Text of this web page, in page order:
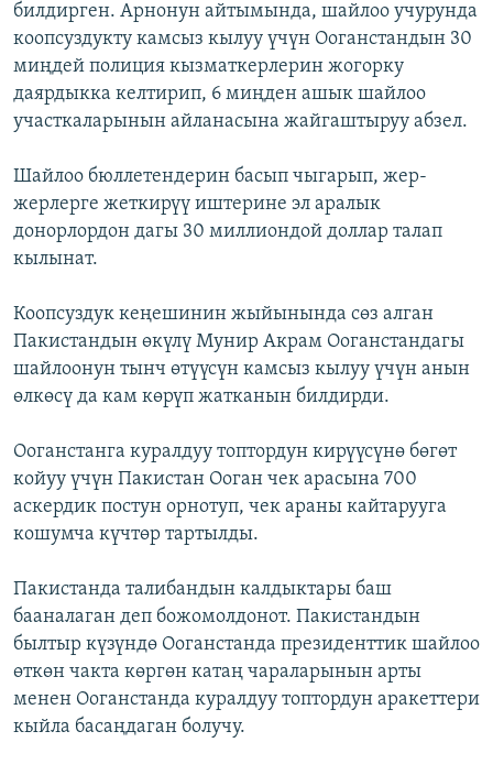
билдирген. Арнонун айтымында, шайлоо учурунда
коопсуздукту камсыз кылуу үчүн Ооганстандын 30
миңдей полиция кызматкерлерин жогорку
даярдыкка келтирип, 6 миңден ашык шайлоо
участкаларынын айланасына жайгаштыруу абзел.
Шайлоо бюллетендерин басып чыгарып, жер-
жерлерге жеткирүү иштерине эл аралык
донорлордон дагы 30 миллиондой доллар талап
кылынат.
Коопсуздук кеңешинин жыйынында сөз алган
Пакистандын өкүлү Мунир Акрам Ооганстандагы
шайлоонун тынч өтүүсүн камсыз кылуу үчүн анын
өлкөсү да кам көрүп жатканын билдирди.
Ооганстанга куралдуу топтордун кирүүсүнө бөгөт
койуу үчүн Пакистан Ооган чек арасына 700
аскердик постун орнотуп, чек араны кайтарууга
кошумча күчтөр тартылды.
Пакистанда талибандын калдыктары баш
бааналаган деп божомолдонот. Пакистандын
былтыр күзүндө Ооганстанда президенттик шайлоо
өткөн чакта көргөн катаң чараларынын арты
менен Ооганстанда куралдуу топтордун аракеттери
кыйла басаңдаган болучу.